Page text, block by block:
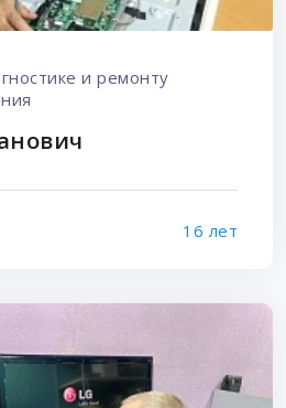
и ремонту
16 лет